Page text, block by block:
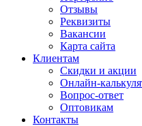
Отзывы
Реквизиты
Вакансии
Карта сайта
Клиентам
Скидки и акции
Онлайн-
Вопрос-ответ
Оптовикам
Контакты